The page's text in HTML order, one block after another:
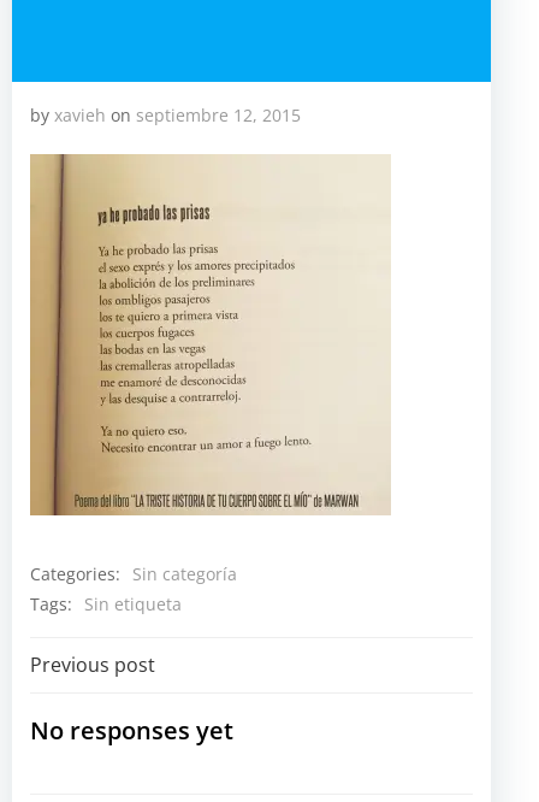
by xavieh on septiembre 12, 2015
Categories:
Sin categoría
Tags:
Sin etiqueta
Navegación
por
Previous post
No responses yet